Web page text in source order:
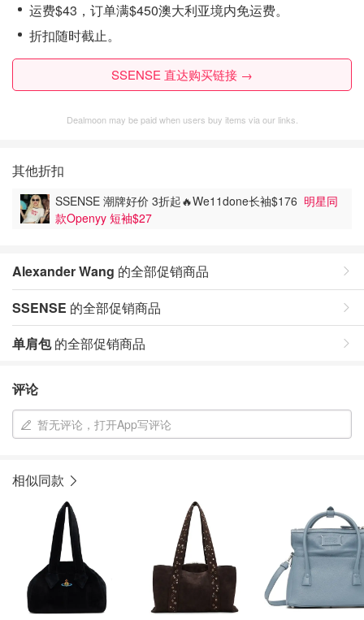
运费$43，订单满$450澳大利亚境内免运费。
折扣随时截止。
SSENSE 直达购买链接 →
Dealmoon may be paid when users buy items via our links.
其他折扣
SSENSE 潮牌好价 3折起🔥We11done长袖$176 明星同
款Openyy 短袖$27
Alexander Wang 的全部促销商品
SSENSE 的全部促销商品
单肩包的全部促销商品
评论
暂无评论，打开App写评论
相似同款